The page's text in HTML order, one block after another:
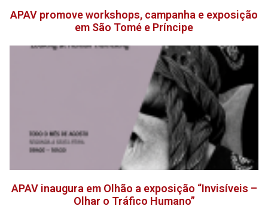
APAV promove workshops, campanha e exposição
em São Tomé e Príncipe
APAV inaugura em Olhão a exposição “Invisíveis –
Olhar o Tráfico Humano”